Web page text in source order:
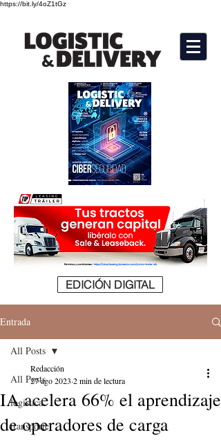
https://bit.ly/4oZ1tGz
EDICIÓN DIGITAL
Entrada
All Posts
logistica
transporte
All Posts
IA acelera 66% el aprendizaje
de operadores de carga
Redacción
27 ago 2023 2 min de lectura